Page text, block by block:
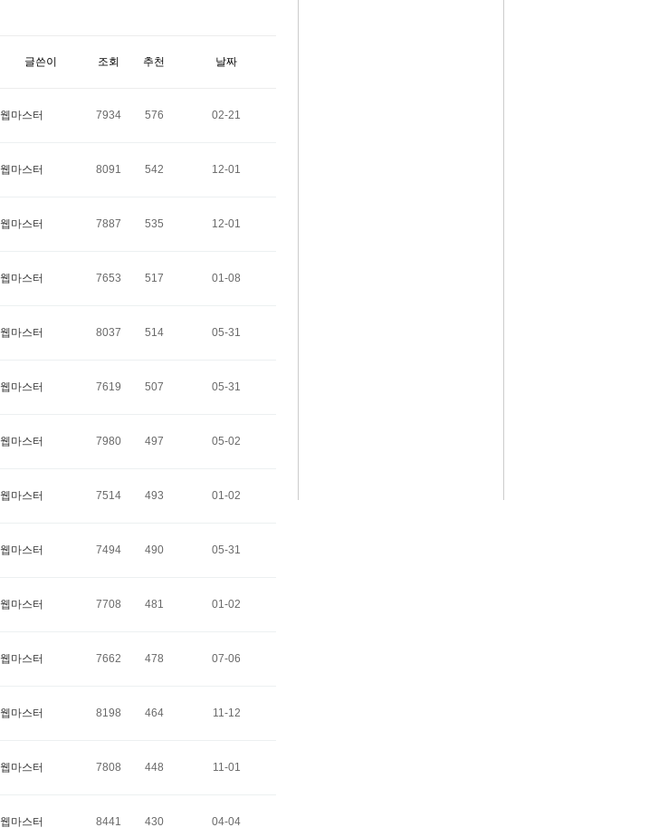
글쓴이 조회 추천 날짜
웹마스터 7934 576 02-21
웹마스터 8091 542 12-01
웹마스터 7887 535 12-01
웹마스터 7653 517 01-08
웹마스터 8037 514 05-31
웹마스터 7619 507 05-31
웹마스터 7980 497 05-02
웹마스터 7514 493 01-02
웹마스터 7494 490 05-31
웹마스터 7708 481 01-02
웹마스터 7662 478 07-06
웹마스터 8198 464 11-12
웹마스터 7808 448 11-01
웹마스터 8441 430 04-04